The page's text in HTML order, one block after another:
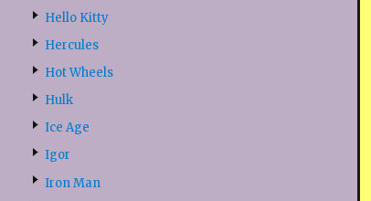
Hello Kitty
Hercules
Hot Wheels
Hulk
Ice Age
Igor
Iron Man